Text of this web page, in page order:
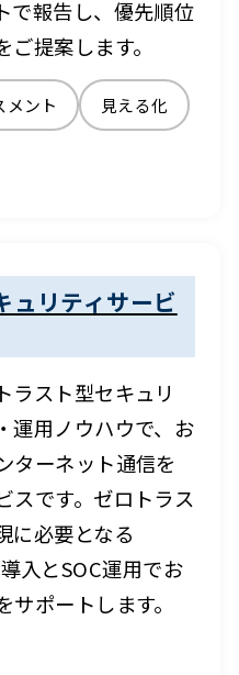
で報告し、優先順位
提案します。
メント 見える化
ュリティサービ
ラスト型セキュリ
運用ノウハウで、お
ターネット通信を
スです。ゼロトラス
に必要となる
入とSOC運用でお
ポートします。